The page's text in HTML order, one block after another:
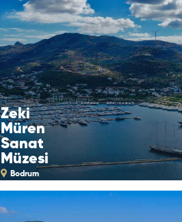
Zeki
Müren
Sanat
Müzesi
Bodrum